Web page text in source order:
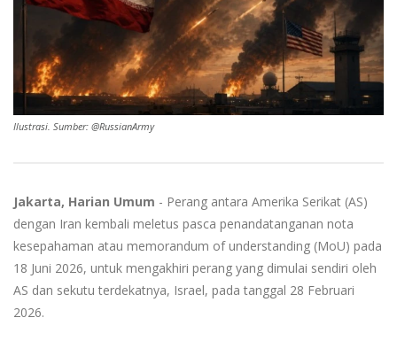
Ilustrasi. Sumber: @RussianArmy
Jakarta, Harian Umum - Perang antara Amerika Serikat (AS)
dengan Iran kembali meletus pasca penandatanganan nota
kesepahaman atau memorandum of understanding (MoU) pada
18 Juni 2026, untuk mengakhiri perang yang dimulai sendiri oleh
AS dan sekutu terdekatnya, Israel, pada tanggal 28 Februari
2026.